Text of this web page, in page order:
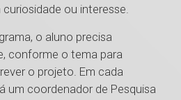
ou interesse.
o aluno precisa
conforme o tema para
o projeto. Em cada
um coordenador de Pesquisa